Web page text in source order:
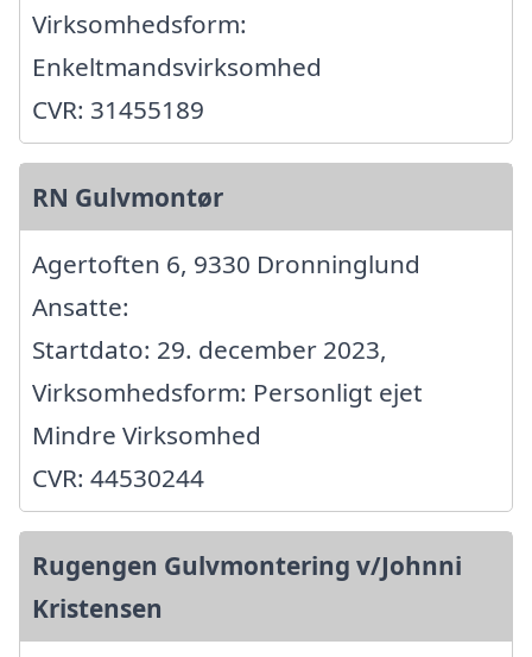
Virksomhedsform:
Enkeltmandsvirksomhed
CVR: 31455189
RN Gulvmontør
Agertoften 6, 9330 Dronninglund
Ansatte:
Startdato: 29. december 2023,
Virksomhedsform: Personligt ejet
Mindre Virksomhed
CVR: 44530244
Rugengen Gulvmontering v/Johnni
Kristensen